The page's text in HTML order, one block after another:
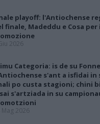
playoff: l'Antiochense
finale, Madeddu e Cosa
2026
Categoria: is de su
s'ant a isfidai in
po custa stagioni; chini
s'artziada in su
2026